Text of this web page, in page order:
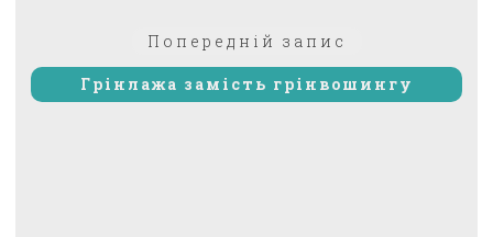
Попередній запис
Грінлажа замість грінвошингу